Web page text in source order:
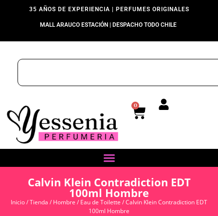
35 AÑOS DE EXPERIENCIA | PERFUMES ORIGINALES
MALL ARAUCO ESTACIÓN | DESPACHO TODO CHILE
0
Calvin Klein Contradiction EDT
100ml Hombre
Inicio/Tienda / Hombre / Eau de Toilette / Calvin Klein Contradiction EDT
100ml Hombre